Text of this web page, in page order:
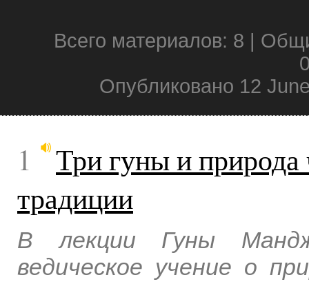
Всего материалов: 8 |
Опубликовано 12
1
Три гуны и природа
традиции
В лекции Гуны
ведическое учение о